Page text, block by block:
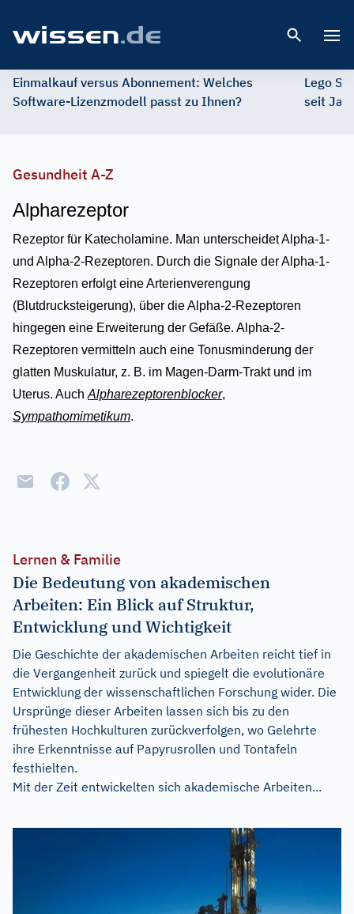
Einmalkauf versus Abonnement: Welches
Software-Lizenzmodell passt zu Ihnen?
Lego
seit
Gesundheit A-Z
Alpharezeptor
Rezeptor für Katecholamine. Man unterscheidet Alpha-1-
und Alpha-2-Rezeptoren. Durch die Signale der Alpha-1-
Rezeptoren erfolgt eine Arterienverengung
(Blutdrucksteigerung), über die Alpha-2-Rezeptoren
hingegen eine Erweiterung der Gefäße. Alpha-2-
Rezeptoren vermitteln auch eine Tonusminderung der
glatten Muskulatur, z. B. im Magen-Darm-Trakt und im
Uterus. Auch Alpharezeptorenblocker,
Sympathomimetikum.
Lernen & Familie
Die Bedeutung von akademischen
Arbeiten: Ein Blick auf Struktur,
Entwicklung und Wichtigkeit
Die Geschichte der akademischen Arbeiten reicht tief in
die Vergangenheit zurück und spiegelt die evolutionäre
Entwicklung der wissenschaftlichen Forschung wider. Die
Ursprünge dieser Arbeiten lassen sich bis zu den
frühesten Hochkulturen zurückverfolgen, wo Gelehrte
ihre Erkenntnisse auf Papyrusrollen und Tontafeln
festhielten.
Mit der Zeit entwickelten sich akademische Arbeiten...